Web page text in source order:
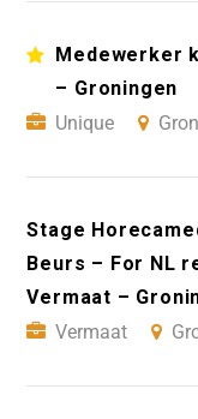
Medewerker
– Groningen
Unique
Stage
Beurs – For NL
Vermaat –
Vermaat